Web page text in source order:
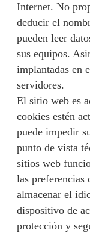
Internet. No
deducir el
pueden leer
sus equipos.
implantadas en
servidores.
El sitio web es
cookies estén
puede impedir
punto de vista
sitios web
las preferencias
almacenar el
dispositivo de
protección y